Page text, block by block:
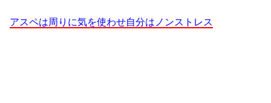
アスペは周りに気を使わせ自分はノンストレス